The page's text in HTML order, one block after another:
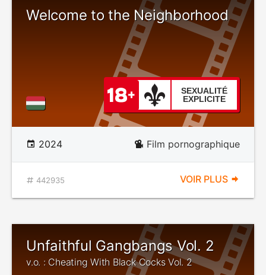
Welcome to the Neighborhood
SEXUALITÉ
EXPLICITE
2024 Film pornographique
442935 VOIR PLUS
Unfaithful Gangbangs Vol. 2
v.o. : Cheating With Black Cocks Vol. 2